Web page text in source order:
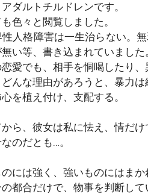
ダルトチルドレンです。
色々と閲覧しました。
人格障害は一生治らない。
い等、書き込まれていました
愛でも、相手を恫喝したり、
んな理由があろうと、暴力は
を植え付け、支配する。
ら、彼女は私に怯え、情だ
のだとも…。
には強く、強いものにはまか
都合だけで、物事を判断して